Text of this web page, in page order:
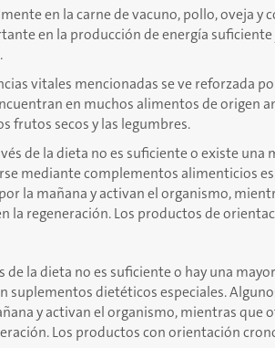
en la carne de vacuno, pollo, oveja y
en la producción de energía
vitales mencionadas se ve reforzada
en muchos alimentos de origen
frutos secos y las legumbres.
de la dieta no es suficiente o existe una
mediante complementos alimenticios
la mañana y activan el organismo,
la regeneración. Los productos de
la dieta no es suficiente o hay una
dietéticos especiales.
y activan el organismo, mientras que
Los productos con orientación